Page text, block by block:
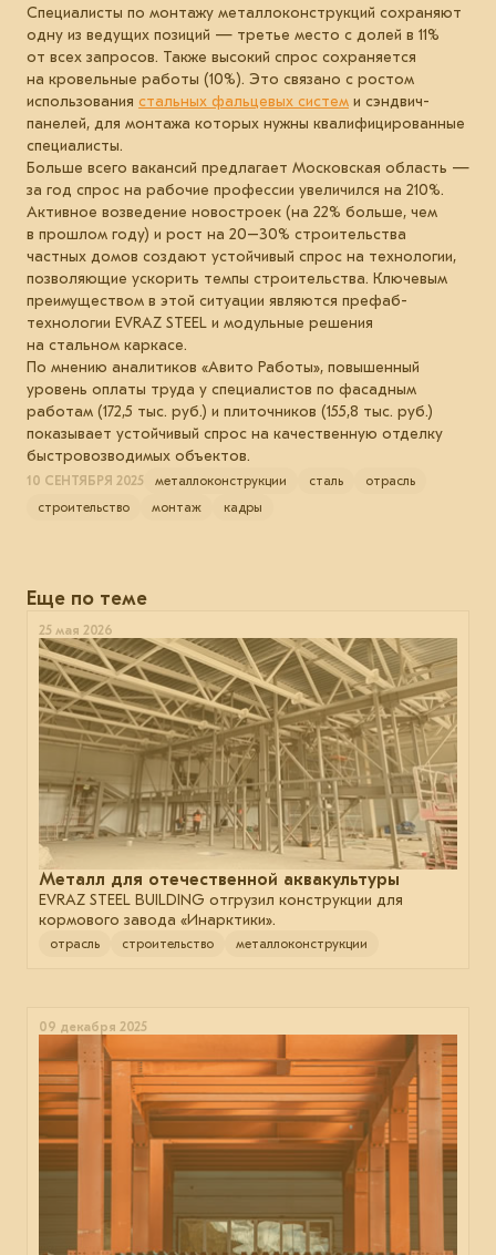
Специалисты по монтажу металлоконструкций сохраняют
одну из ведущих позиций — третье место с долей в 11%
от всех запросов. Также высокий спрос сохраняется
на кровельные работы (10%). Это связано с ростом
использования стальных фальцевых систем и сэндвич-
панелей, для монтажа которых нужны квалифицированные
специалисты.
Больше всего вакансий предлагает Московская область —
за год спрос на рабочие профессии увеличился на 210%.
Активное возведение новостроек (на 22% больше, чем
в прошлом году) и рост на 20–30% строительства
частных домов создают устойчивый спрос на технологии,
позволяющие ускорить темпы строительства. Ключевым
преимуществом в этой ситуации являются префаб-
технологии EVRAZ STEEL и модульные решения
на стальном каркасе.
По мнению аналитиков «Авито Работы», повышенный
уровень оплаты труда у специалистов по фасадным
работам (172,5 тыс. руб.) и плиточников (155,8 тыс. руб.)
показывает устойчивый спрос на качественную отделку
быстровозводимых объектов.
10 СЕНТЯБРЯ 2025 металлоконструкции сталь
отрасль
строительство
монтаж кадры
Еще по теме
25 мая 2026
Металл для отечественной аквакультуры
EVRAZ STEEL BUILDING отгрузил конструкции для
кормового завода «Инарктики».
отрасль строительство металлоконструкции
09 декабря 2025